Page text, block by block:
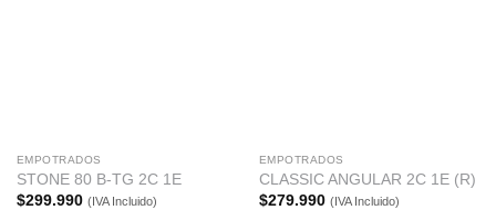
EMPOTRADOS
STONE 80 B-TG 2C 1E
$299.990 (IVA Incluido)
EMPOTRADOS
CLASSIC ANGULAR 2C 1E (R)
$279.990 (IVA Incluido)